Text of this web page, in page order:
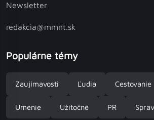
Newsletter
redakcia@mmnt.sk
Populárne témy
Zaujímavosti Ľudia Cestovanie
Umenie Užitočné PR